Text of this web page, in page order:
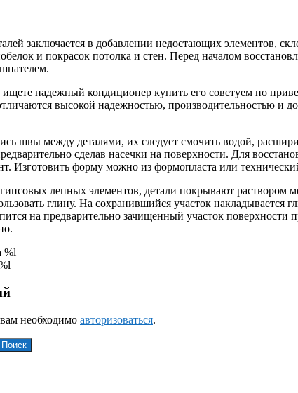
заключается в добавлении недостающих элементов,
и покрасок потолка и стен. Перед началом
надежный кондиционер купить его советуем по
высокой надежностью, производительностью и
швы между деталями, их следует смочить водой,
сделав насечки на поверхности. Для
Изготовить форму можно из формопласта или
лепных элементов, детали покрывают раствором
глину. На сохранившийся участок
на предварительно зачищенный участок
%l
необходимо авторизоваться.